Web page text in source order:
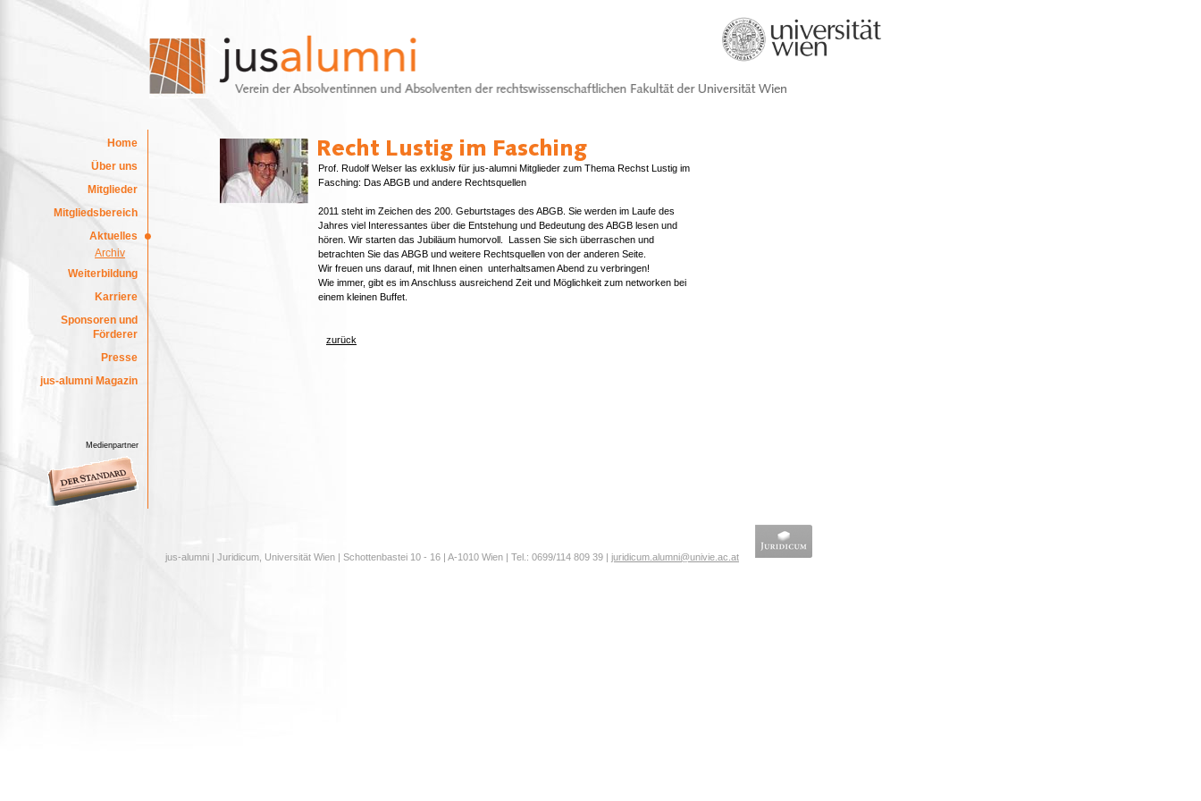
Home
Über uns
Mitglieder
Mitgliedsbereich
Aktuelles
Archiv
Weiterbildung
Karriere
Sponsoren und
Förderer
Presse
jus-alumni Magazin
Medienpartner
Prof. Rudolf Welser las exklusiv für jus-alumni Mitglieder zum Thema Rechst Lustig im
Fasching: Das ABGB und andere Rechtsquellen
2011 steht im Zeichen des 200. Geburtstages des ABGB. Sie werden im Laufe des
Jahres viel Interessantes über die Entstehung und Bedeutung des ABGB lesen und
hören. Wir starten das Jubiläum humorvoll. Lassen Sie sich überraschen und
betrachten Sie das ABGB und weitere Rechtsquellen von der anderen Seite.
Wir freuen uns darauf, mit Ihnen einen unterhaltsamen Abend zu verbringen!
Wie immer, gibt es im Anschluss ausreichend Zeit und Möglichkeit zum networken bei
einem kleinen Buffet.
zurück
jus-alumni | Juridicum, Universität Wien | Schottenbastei 10 - 16 | A-1010 Wien | Tel.: 0699/114 809 39 | juridicum.alumni@univie.ac.at